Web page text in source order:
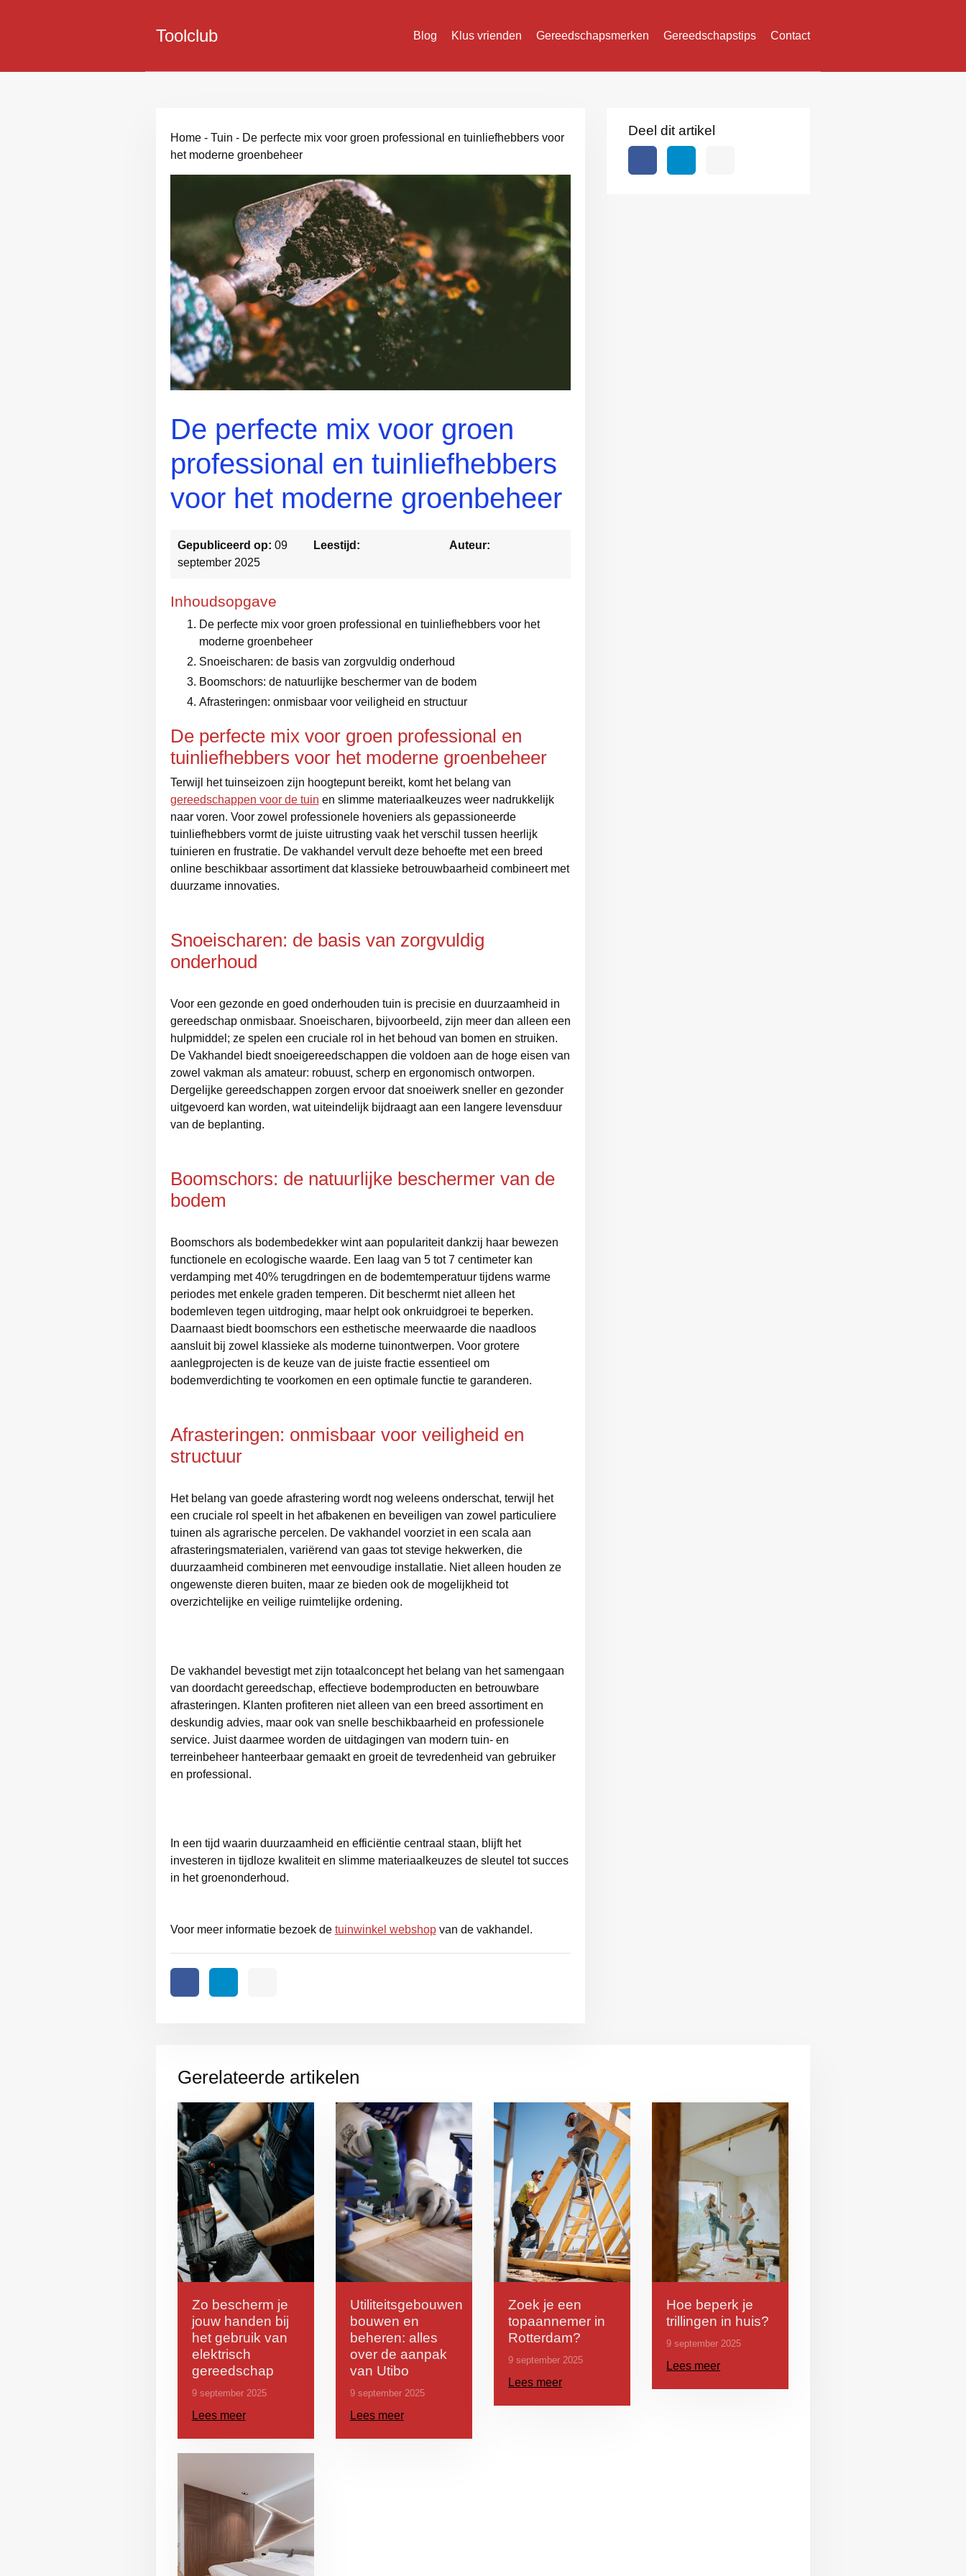
Toolclub Blog Klus vrienden Gereedschapsmerken Gereedschapstips Contact
Home- Tuin - De perfecte mix voor groen professional en tuinliefhebbers voor
het moderne groenbeheer
De perfecte mix voor groen
professional en tuinliefhebbers
voor het moderne groenbeheer
Gepubliceerd op: 09
september 2025
Leestijd: Auteur:
Inhoudsopgave
De perfecte mix voor groen professional en tuinliefhebbers voor het
moderne groenbeheer
Snoeischaren: de basis van zorgvuldig onderhoud
Boomschors: de natuurlijke beschermer van de bodem
Afrasteringen: onmisbaar voor veiligheid en structuur
De perfecte mix voor groen professional en
tuinliefhebbers voor het moderne groenbeheer
Terwijl het tuinseizoen zijn hoogtepunt bereikt, komt het belang van
gereedschappen voor de tuin en slimme materiaalkeuzes weer nadrukkelijk
naar voren. Voor zowel professionele hoveniers als gepassioneerde
tuinliefhebbers vormt de juiste uitrusting vaak het verschil tussen heerlijk
tuinieren en frustratie. De vakhandel vervult deze behoefte met een breed
online beschikbaar assortiment dat klassieke betrouwbaarheid combineert met
duurzame innovaties.
Snoeischaren: de basis van zorgvuldig
onderhoud
Voor een gezonde en goed onderhouden tuin is precisie en duurzaamheid in
gereedschap onmisbaar. Snoeischaren, bijvoorbeeld, zijn meer dan alleen een
hulpmiddel; ze spelen een cruciale rol in het behoud van bomen en struiken.
De Vakhandel biedt snoeigereedschappen die voldoen aan de hoge eisen van
zowel vakman als amateur: robuust, scherp en ergonomisch ontworpen.
Dergelijke gereedschappen zorgen ervoor dat snoeiwerk sneller en gezonder
uitgevoerd kan worden, wat uiteindelijk bijdraagt aan een langere levensduur
van de beplanting.
Boomschors: de natuurlijke beschermer van de
bodem
Boomschors als bodembedekker wint aan populariteit dankzij haar bewezen
functionele en ecologische waarde. Een laag van 5 tot 7 centimeter kan
verdamping met 40% terugdringen en de bodemtemperatuur tijdens warme
periodes met enkele graden temperen. Dit beschermt niet alleen het
bodemleven tegen uitdroging, maar helpt ook onkruidgroei te beperken.
Daarnaast biedt boomschors een esthetische meerwaarde die naadloos
aansluit bij zowel klassieke als moderne tuinontwerpen. Voor grotere
aanlegprojecten is de keuze van de juiste fractie essentieel om
bodemverdichting te voorkomen en een optimale functie te garanderen.
Afrasteringen: onmisbaar voor veiligheid en
structuur
Het belang van goede afrastering wordt nog weleens onderschat, terwijl het
een cruciale rol speelt in het afbakenen en beveiligen van zowel particuliere
tuinen als agrarische percelen. De vakhandel voorziet in een scala aan
afrasteringsmaterialen, variërend van gaas tot stevige hekwerken, die
duurzaamheid combineren met eenvoudige installatie. Niet alleen houden ze
ongewenste dieren buiten, maar ze bieden ook de mogelijkheid tot
overzichtelijke en veilige ruimtelijke ordening.
De vakhandel bevestigt met zijn totaalconcept het belang van het samengaan
van doordacht gereedschap, effectieve bodemproducten en betrouwbare
afrasteringen. Klanten profiteren niet alleen van een breed assortiment en
deskundig advies, maar ook van snelle beschikbaarheid en professionele
service. Juist daarmee worden de uitdagingen van modern tuin- en
terreinbeheer hanteerbaar gemaakt en groeit de tevredenheid van gebruiker
en professional.
In een tijd waarin duurzaamheid en efficiëntie centraal staan, blijft het
investeren in tijdloze kwaliteit en slimme materiaalkeuzes de sleutel tot succes
in het groenonderhoud.
Voor meer informatie bezoek de tuinwinkel webshopvan de vakhandel.
Deel dit artikel
Gerelateerde artikelen
Zo bescherm je
jouw handen bij
het gebruik van
elektrisch
gereedschap
9 september 2025
Lees meer
Utiliteitsgebouwen
bouwen en
beheren: alles
over de aanpak
van Utibo
9 september 2025
Lees meer
Zoek je een
topaannemer in
Rotterdam?
9 september 2025
Lees meer
Hoe beperk je
trillingen in huis?
9 september 2025
Lees meer